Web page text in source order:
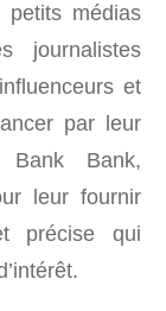
médias
journalistes
et
par leur
Bank,
leur fournir
précise qui